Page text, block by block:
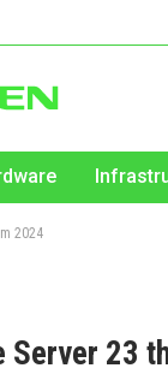
2024
Server 23